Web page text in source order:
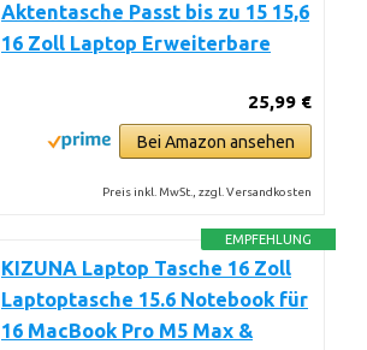
Aktentasche Passt bis zu 15 15,6
16 Zoll Laptop Erweiterbare
25,99 €
Bei Amazon ansehen
Preis inkl. MwSt., zzgl. Versandkosten
EMPFEHLUNG
KIZUNA Laptop Tasche 16 Zoll
Laptoptasche 15.6 Notebook für
16 MacBook Pro M5 Max &